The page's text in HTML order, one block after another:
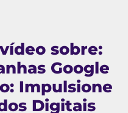
sobre:
Google
Impulsione
Digitais